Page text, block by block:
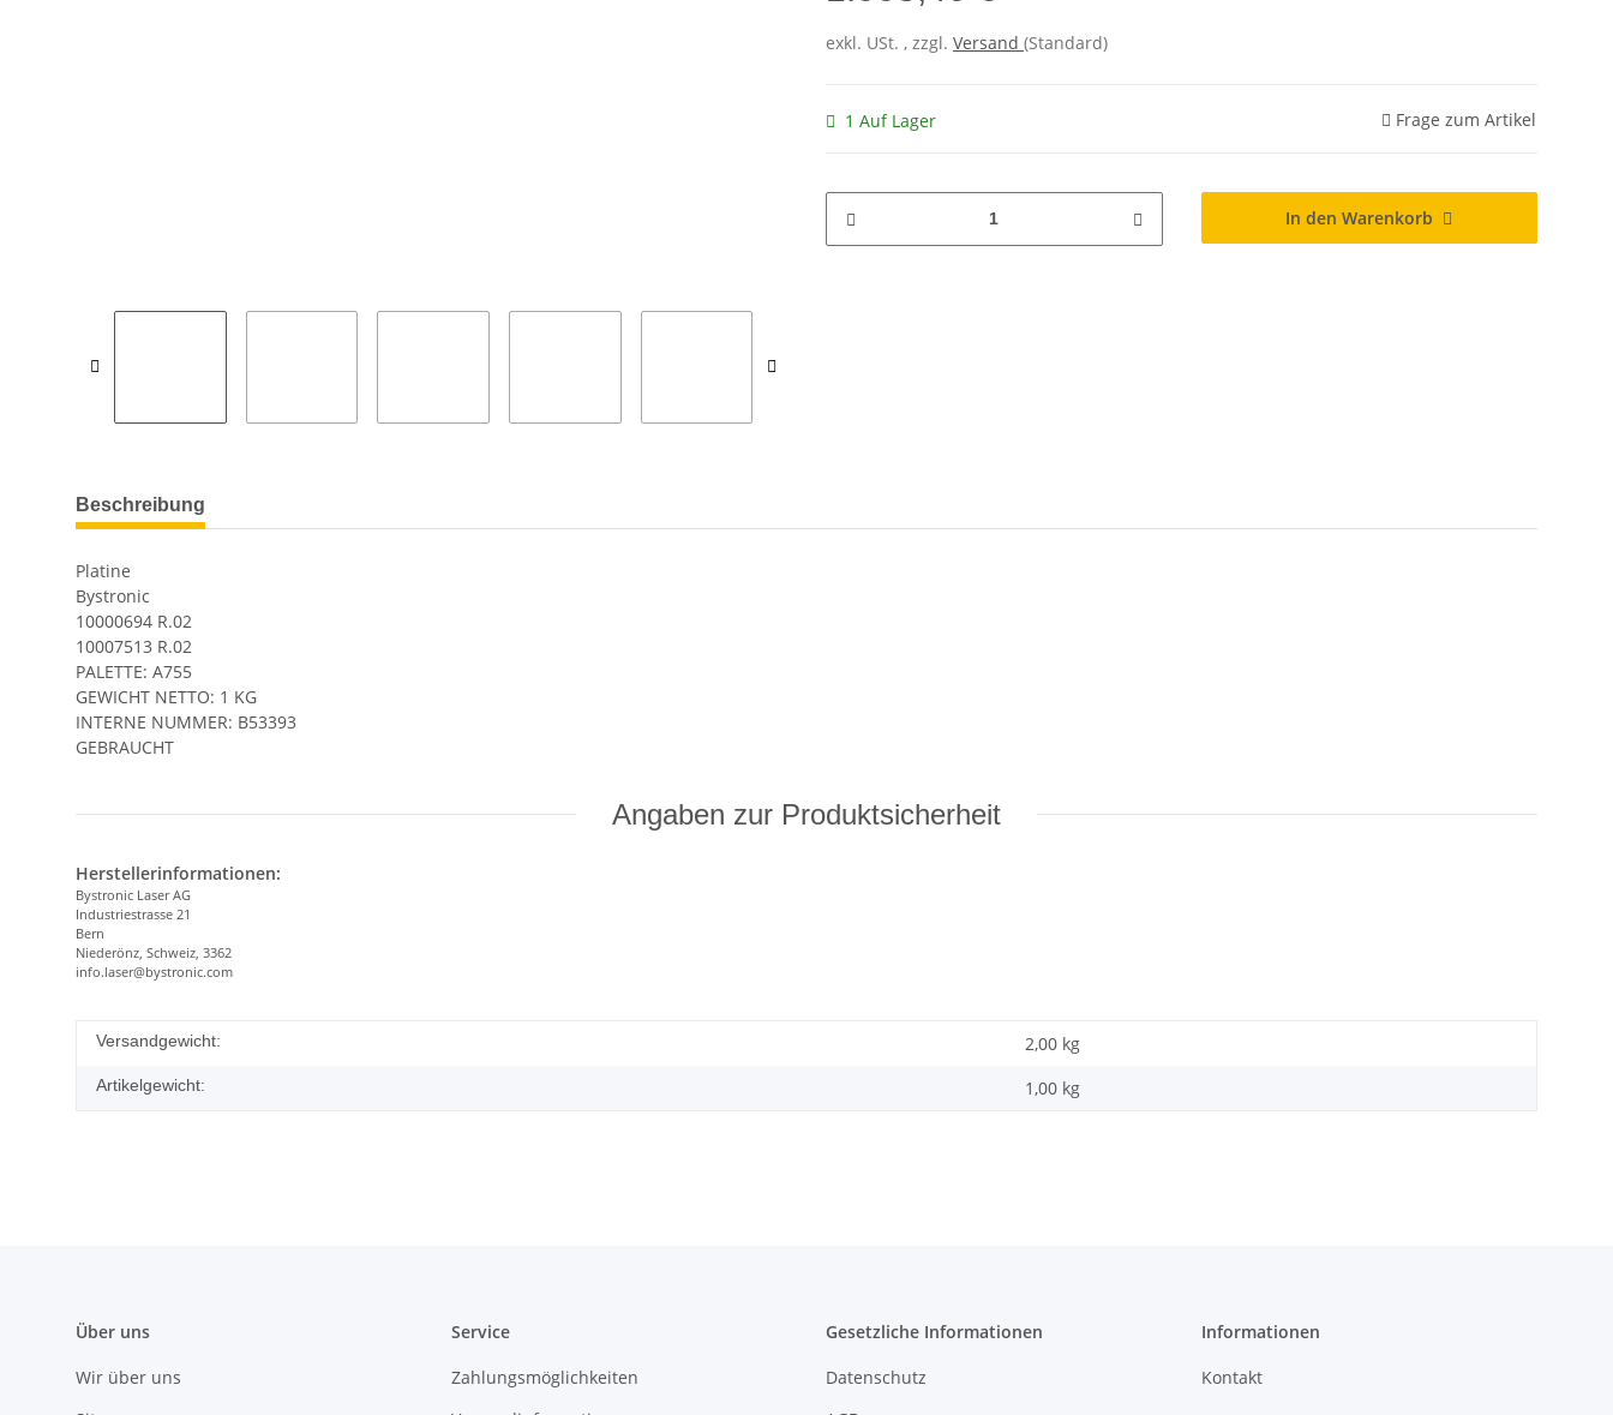
exkl. USt. , zzgl. Versand (Standard)
1 Auf Lager Frage zum Artikel
In den Warenkorb
Beschreibung
Platine
Bystronic
10000694 R.02
10007513 R.02
PALETTE: A755
GEWICHT NETTO: 1 KG
INTERNE NUMMER: B53393
GEBRAUCHT
Angaben zur Produktsicherheit
Herstellerinformationen:
Bystronic Laser AG
Industriestrasse 21
Bern
Niederönz, Schweiz, 3362
info.laser@bystronic.com
Versandgewicht: 2,00 kg
Artikelgewicht: 1,00 kg
Über uns
Wir über uns
Service
Zahlungsmöglichkeiten
Gesetzliche Informationen
Datenschutz
Informationen
Kontakt